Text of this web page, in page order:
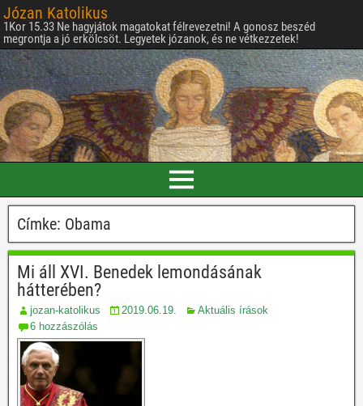
Józan Katolikus
1Kor 15.33 Ne hagyjátok magatokat félrevezetni! A gonosz beszéd
megrontja a jó erkölcsöt. Legyetek józanok, és ne vétkezzetek!
Címke: Obama
Mi áll XVI. Benedek lemondásának
hátterében?
jozan-katolikus 2019.06.19.
Aktuális írások
6 hozzászólás